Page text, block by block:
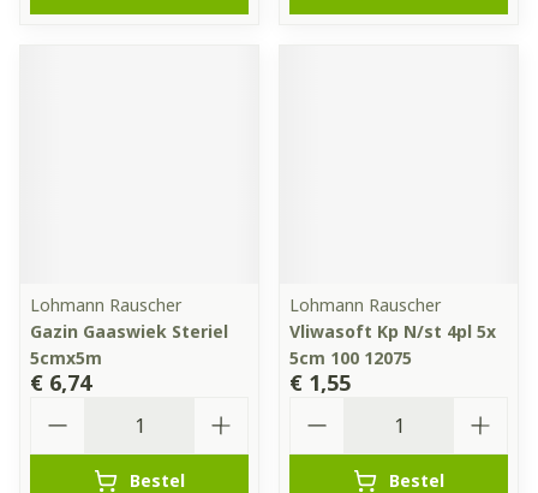
Lohmann Rauscher
Gazin Gaaswiek Steriel
5cmx5m
€ 6,74
Bestel
Lohmann Rauscher
Vliwasoft Kp N/st 4pl 5x
5cm 100 12075
€ 1,55
Bestel